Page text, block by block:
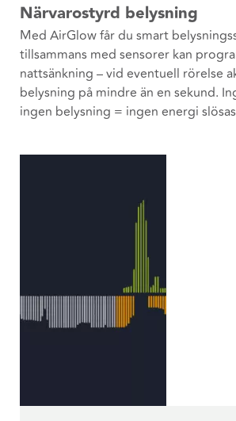
Närvarostyrd belysning
Med AirGlow får du smart
tillsammans med sensorer kan
nattsänkning – vid eventuell rörelse
belysning på mindre än en sekund.
ingen belysning = ingen energi